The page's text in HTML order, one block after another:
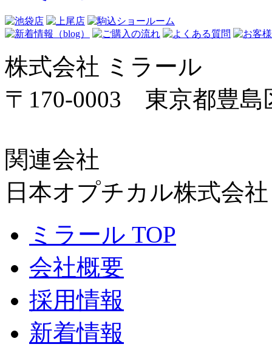
株式会社 ミラール
〒170-0003 東京都豊島
関連会社
日本オプチカル株式会社
ミラール TOP
会社概要
採用情報
新着情報